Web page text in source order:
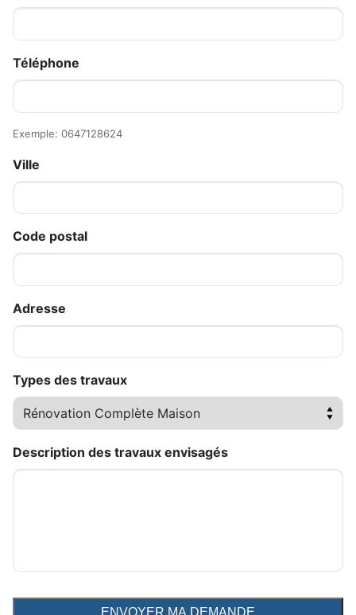
Téléphone
Exemple: 0647128624
Ville
Code postal
Adresse
Types des travaux
Description des travaux envisagés